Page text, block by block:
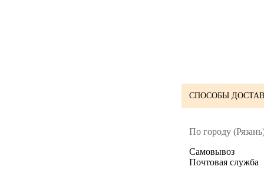
СПОСОБЫ
По городу
Cамовывоз
Почтовая служба